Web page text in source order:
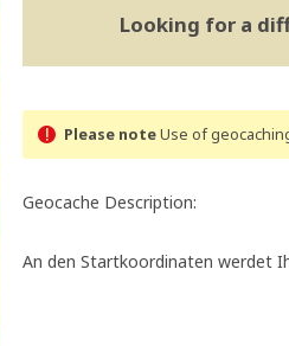
Looking for a
Please noteUse of
Geocache Description:
An den Startkoordinaten werdet